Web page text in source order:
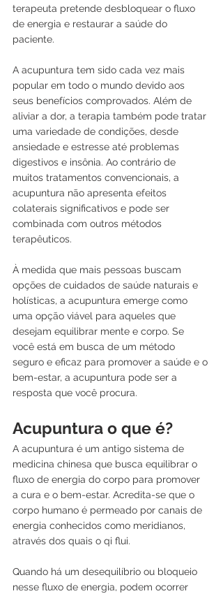
terapeuta pretende desbloquear o fluxo
de energia e restaurar a saúde do
paciente.
A acupuntura tem sido cada vez mais
popular em todo o mundo devido aos
seus benefícios comprovados. Além de
aliviar a dor, a terapia também pode tratar
uma variedade de condições, desde
ansiedade e estresse até problemas
digestivos e insônia. Ao contrário de
muitos tratamentos convencionais, a
acupuntura não apresenta efeitos
colaterais significativos e pode ser
combinada com outros métodos
terapêuticos.
À medida que mais pessoas buscam
opções de cuidados de saúde naturais e
holísticas, a acupuntura emerge como
uma opção viável para aqueles que
desejam equilibrar mente e corpo. Se
você está em busca de um método
seguro e eficaz para promover a saúde e o
bem-estar, a acupuntura pode ser a
resposta que você procura.
Acupuntura o que é?
A acupuntura é um antigo sistema de
medicina chinesa que busca equilibrar o
fluxo de energia do corpo para promover
a cura e o bem-estar. Acredita-se que o
corpo humano é permeado por canais de
energia conhecidos como meridianos,
através dos quais o qi flui.
Quando há um desequilíbrio ou bloqueio
nesse fluxo de energia, podem ocorrer